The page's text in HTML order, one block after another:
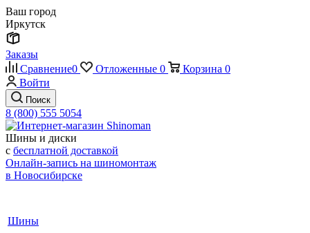
Ваш город
Иркутск
Заказы
Сравнение0 Отложенные 0 Корзина 0
Войти
Поиск
8 (800) 555 5054
Шины и диски
с бесплатной доставкой
Онлайн-запись на шиномонтаж
в Новосибирске
Шины